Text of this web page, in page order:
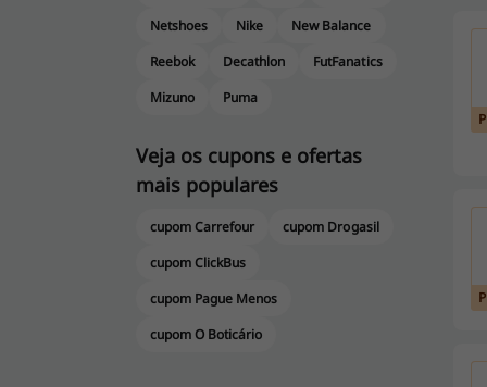
Netshoes
Nike
New Balance
Reebok
Decathlon
FutFanatics
Mizuno
Puma
Veja os cupons e ofertas
mais populares
cupom Carrefour
cupom Drogasil
cupom ClickBus
cupom Pague Menos
cupom O Boticário